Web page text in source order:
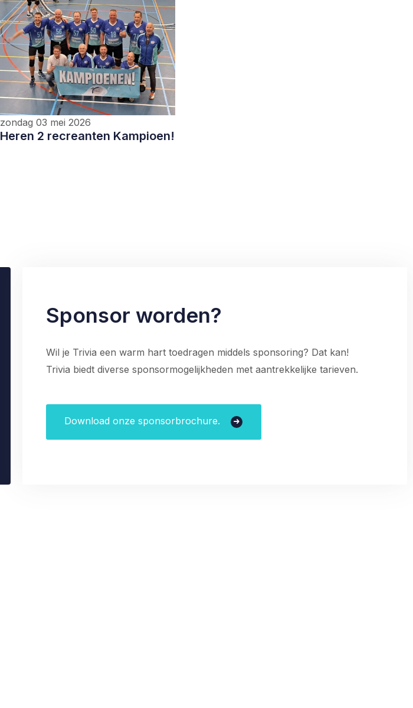
zondag 03 mei 2026
Heren 2 recreanten Kampioen!
Sponsor worden?
Wil je Trivia een warm hart toedragen middels sponsoring? Dat kan!
Trivia biedt diverse sponsormogelijkheden met aantrekkelijke tarieven.
Download onze sponsorbrochure.